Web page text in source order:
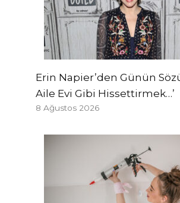
Erin Napier’den Günün
Aile Evi Gibi Hissettirmek…’
8 Ağustos 2026